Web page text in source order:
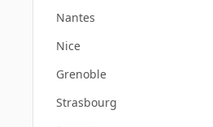
Nantes
Nice
Grenoble
Strasbourg